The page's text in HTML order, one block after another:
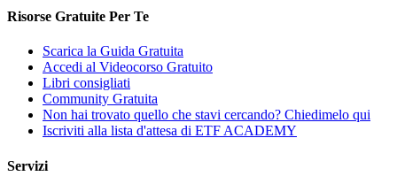
Risorse Gratuite Per Te
Scarica la Guida Gratuita
Accedi al Videocorso Gratuito
Libri consigliati
Community Gratuita
Non hai trovato quello che stavi cercando? Chiedimelo qui
Iscriviti alla lista d'attesa di ETF ACADEMY
Servizi